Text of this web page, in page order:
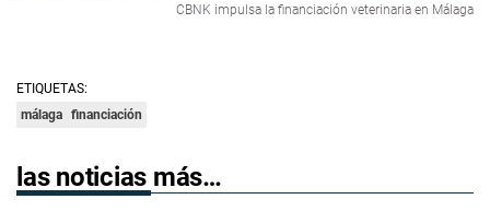
CBNK impulsa la financiación veterinaria en Málaga
ETIQUETAS:
málaga financiación
las noticias más…